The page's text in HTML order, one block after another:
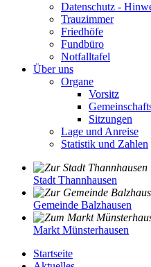
Datenschutz -
Trauzimmer
Friedhöfe
Fundbüro
Notfalltafel
Über uns
Organe
Vorsitz
Sitzungen
Lage und Anreise
Statistik und Zahlen
Stadt Thannhausen
Gemeinde Balzhausen
Markt Münsterhausen
Startseite